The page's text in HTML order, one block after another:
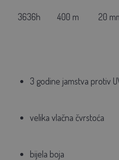
3636h 400 m 20
3 godine jamstva protiv
velika vlačna čvrstoća
bijela boja